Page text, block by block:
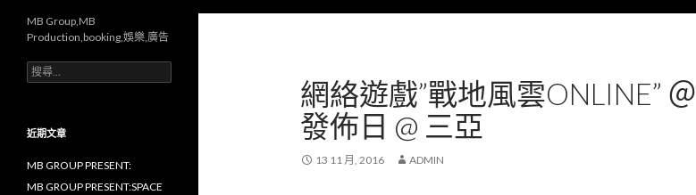
網絡遊戲”戰地風雲ONLINE” ＠
發佈日 @ 三亞
13 11 月, 2016 ADMIN
MB Group,MB
Production,booking,娛樂,廣告
搜
尋
字:
近期文章
MB GROUP PRESENT:
MB GROUP PRESENT:SPACE